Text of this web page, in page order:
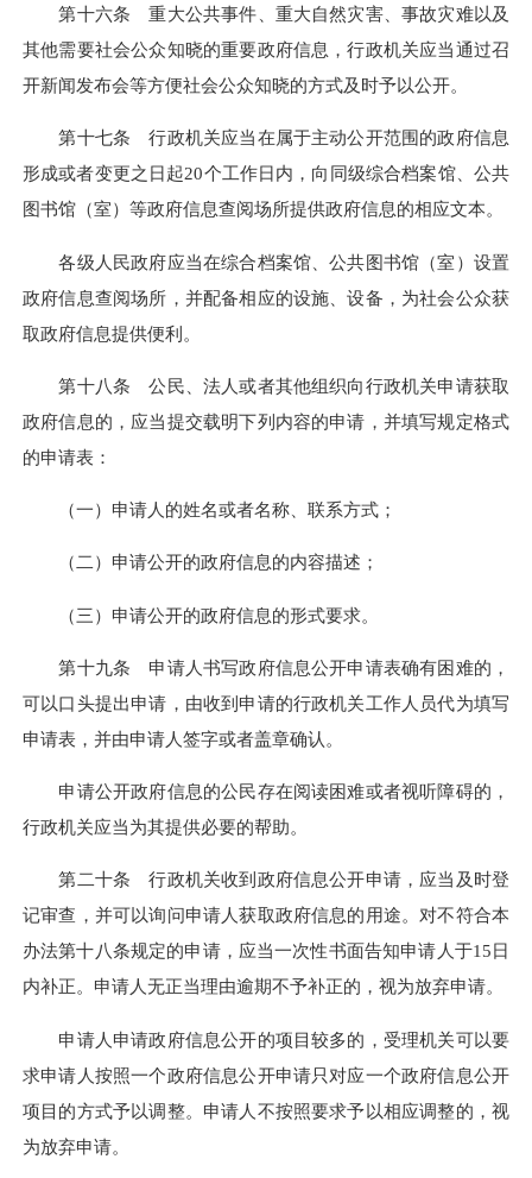
第十六条 重大公共事件、重大自然灾害、事故灾难以及
其他需要社会公众知晓的重要政府信息，行政机关应当通过召
开新闻发布会等方便社会公众知晓的方式及时予以公开。
第十七条 行政机关应当在属于主动公开范围的政府信息
形成或者变更之日起20个工作日内，向同级综合档案馆、公共
图书馆（室）等政府信息查阅场所提供政府信息的相应文本。
各级人民政府应当在综合档案馆、公共图书馆（室）设置
政府信息查阅场所，并配备相应的设施、设备，为社会公众获
取政府信息提供便利。
第十八条 公民、法人或者其他组织向行政机关申请获取
政府信息的，应当提交载明下列内容的申请，并填写规定格式
的申请表：
（一）申请人的姓名或者名称、联系方式；
（二）申请公开的政府信息的内容描述；
（三）申请公开的政府信息的形式要求。
第十九条 申请人书写政府信息公开申请表确有困难的，
可以口头提出申请，由收到申请的行政机关工作人员代为填写
申请表，并由申请人签字或者盖章确认。
申请公开政府信息的公民存在阅读困难或者视听障碍的，
行政机关应当为其提供必要的帮助。
第二十条 行政机关收到政府信息公开申请，应当及时登
记审查，并可以询问申请人获取政府信息的用途。对不符合本
办法第十八条规定的申请，应当一次性书面告知申请人于15日
内补正。申请人无正当理由逾期不予补正的，视为放弃申请。
申请人申请政府信息公开的项目较多的，受理机关可以要
求申请人按照一个政府信息公开申请只对应一个政府信息公开
项目的方式予以调整。申请人不按照要求予以相应调整的，视
为放弃申请。